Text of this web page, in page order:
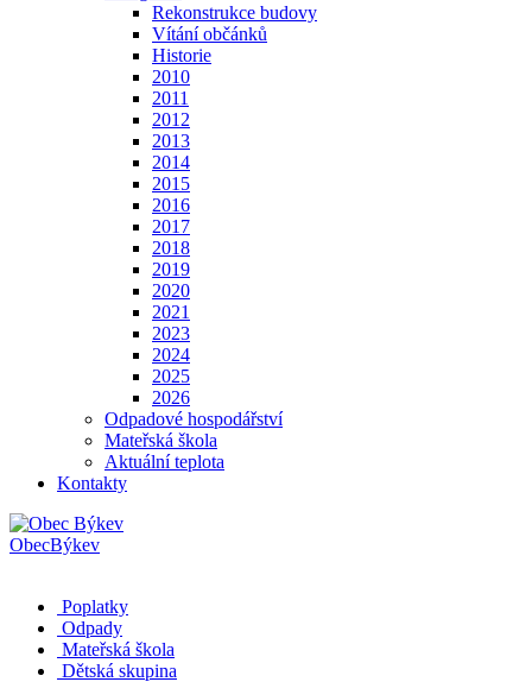
Rekonstrukce budovy
Vítání občánků
Historie
2010
2011
2012
2013
2014
2015
2016
2017
2018
2019
2020
2021
2023
2024
2025
2026
Odpadové hospodářství
Mateřská škola
Aktuální teplota
Kontakty
ObecBýkev
Poplatky
Odpady
Mateřská škola
Dětská skupina